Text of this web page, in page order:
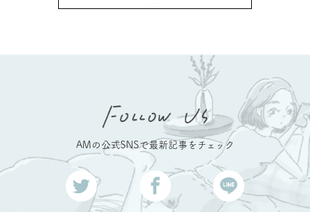
AMの公式SNSで最新記事をチェック